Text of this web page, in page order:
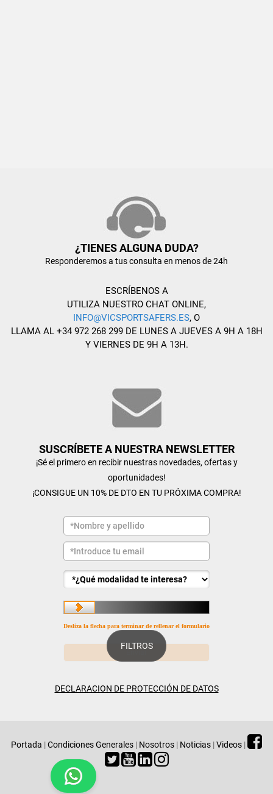
FILTROS
¿TIENES ALGUNA DUDA?
Responderemos a tus consulta en menos de 24h
ESCRÍBENOS A
UTILIZA NUESTRO CHAT ONLINE,
INFO@VICSPORTSAFERS.ES, O
LLAMA AL +34 972 268 299 DE LUNES A JUEVES A 9H A 18H
Y VIERNES DE 9H A 13H.
SUSCRÍBETE A NUESTRA NEWSLETTER
¡Sé el primero en recibir nuestras novedades, ofertas y
oportunidades!
¡CONSIGUE UN 10% DE DTO EN TU PRÓXIMA COMPRA!
Desliza la flecha para terminar de rellenar el formulario
DECLARACION DE PROTECCIÓN DE DATOS
Portada |Condiciones Generales | Nosotros | Noticias |Videos |